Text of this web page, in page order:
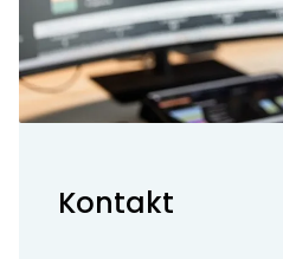
Kontakt